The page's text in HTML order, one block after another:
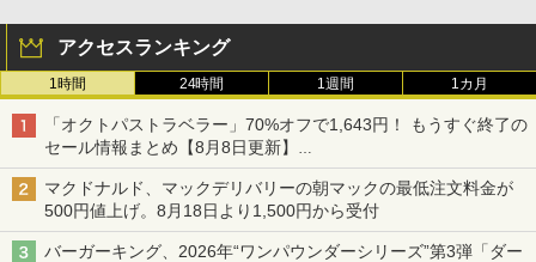
アクセスランキング
1時間 24時間 1週間 1カ月
「オクトパストラベラー」70%オフで1,643円！ もうすぐ終了の
セール情報まとめ【8月8日更新】
ニンテンドーeショップでは「大神 絶景版」が67%オフで990円
マクドナルド、マックデリバリーの朝マックの最低注文料金が
500円値上げ。8月18日より1,500円から受付
バーガーキング、2026年“ワンパウンダーシリーズ”第3弾「ダー